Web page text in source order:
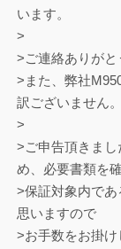
います。
>
>ご連絡ありがと
>また、弊社
訳ございません。
>
>ご申告頂きま
め、必要書類を
>保証対象内であ
思いますので
>お手数をお掛け